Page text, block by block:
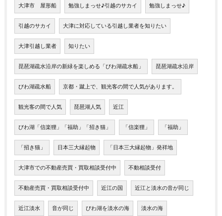
大津市 屋形船 勉強しまっせ♪引越のサカイ 勉強しまっせ♪
引越のサカイ 大津に対応している引越し業者を知りたい
大津引越し業者 知りたい
琵琶湖疏水沿岸の新緑を楽しめる「びわ湖疏水船」 琵琶湖疏水沿岸
びわ湖疏水船 京都・蹴上で、観光客の間で人気があります。
観光客の間で人気 琵琶湖人気 近江
びわ湖「信楽狸」「福助」「招き猫」 「信楽狸」 「福助」
「招き猫」 日本三大縁起物 「日本三大縁起物」発祥地
大津市での不動産売買・買取相談受付中 不動相談受付
不動産売買・買取相談受付中 近江の国 近江と淡水の音が同じ
近江淡水 音が同じ びわ湖を淡水の海 淡水の海